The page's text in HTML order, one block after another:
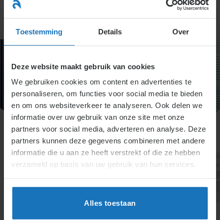
Toestemming Details Over
Deze website maakt gebruik van cookies
We gebruiken cookies om content en advertenties te
personaliseren, om functies voor social media te bieden
en om ons websiteverkeer te analyseren. Ook delen we
informatie over uw gebruik van onze site met onze
partners voor social media, adverteren en analyse. Deze
partners kunnen deze gegevens combineren met andere
informatie die u aan ze heeft verstrekt of die ze hebben
verzameld op basis van uw gebruik van hun services.
Alles toestaan
naar
inhoud
Specialisten informatie